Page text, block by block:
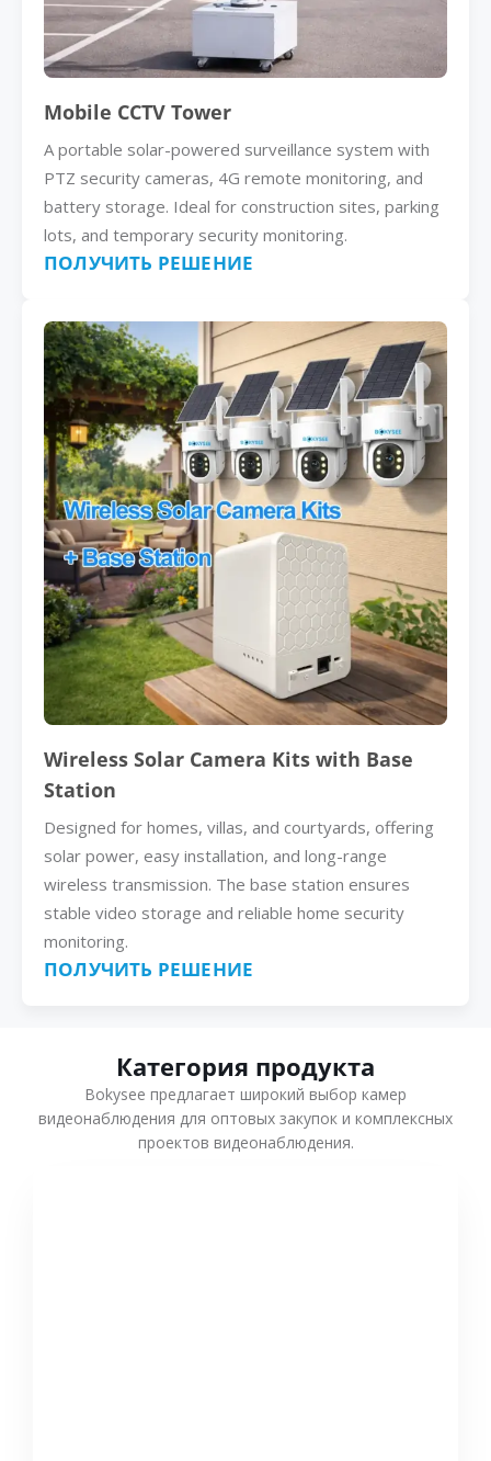
Mobile CCTV Tower
A portable solar-powered surveillance system with
PTZ security cameras, 4G remote monitoring, and
battery storage. Ideal for construction sites, parking
lots, and temporary security monitoring.
ПОЛУЧИТЬ РЕШЕНИЕ
Wireless Solar Camera Kits with Base
Station
Designed for homes, villas, and courtyards, offering
solar power, easy installation, and long-range
wireless transmission. The base station ensures
stable video storage and reliable home security
monitoring.
ПОЛУЧИТЬ РЕШЕНИЕ
Категория продукта
Bokysee предлагает широкий выбор камер
видеонаблюдения для оптовых закупок и комплексных
проектов видеонаблюдения.